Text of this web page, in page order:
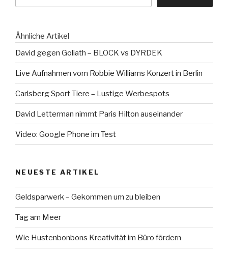
Ähnliche Artikel
David gegen Goliath – BLOCK vs DYRDEK
Live Aufnahmen vom Robbie Williams Konzert in Berlin
Carlsberg Sport Tiere – Lustige Werbespots
David Letterman nimmt Paris Hilton auseinander
Video: Google Phone im Test
NEUESTE ARTIKEL
Geldsparwerk – Gekommen um zu bleiben
Tag am Meer
Wie Hustenbonbons Kreativität im Büro fördern